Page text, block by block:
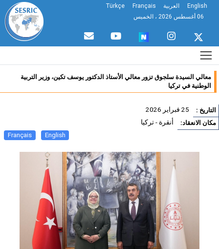
English العربية Français
Türkçe
معالي السيدة سلجوق تزور معالي الأستاذ الدكتور يوسف تكين، وزير التربية
الوطنية في تركيا
: 25 فبراير 2026
الانعقاد: أنقرة - تركيا
English
Français